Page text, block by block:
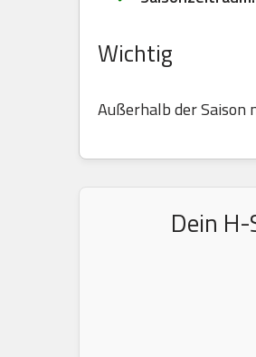
Wichtig
Außerhalb der Saison
Dein